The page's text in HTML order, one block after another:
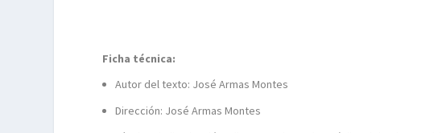
Ficha técnica:
Autor del texto: José Armas Montes
Dirección: José Armas Montes